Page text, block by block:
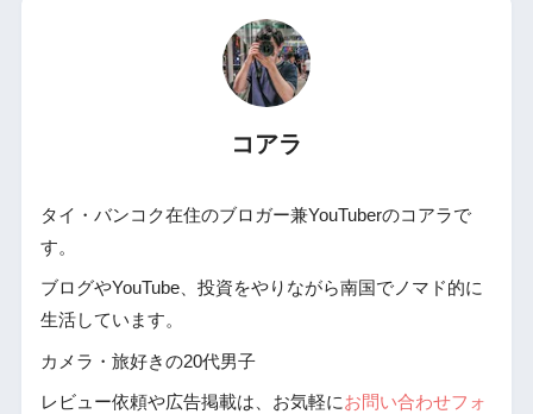
コアラ
タイ・バンコク在住のブロガー兼YouTuberのコアラで
す。
ブログやYouTube、投資をやりながら南国でノマド的に
生活しています。
カメラ・旅好きの20代男子
レビュー依頼や広告掲載は、お気軽にお問い合わせフォ